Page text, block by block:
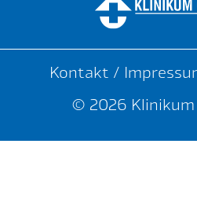
Kontakt /
© 2026